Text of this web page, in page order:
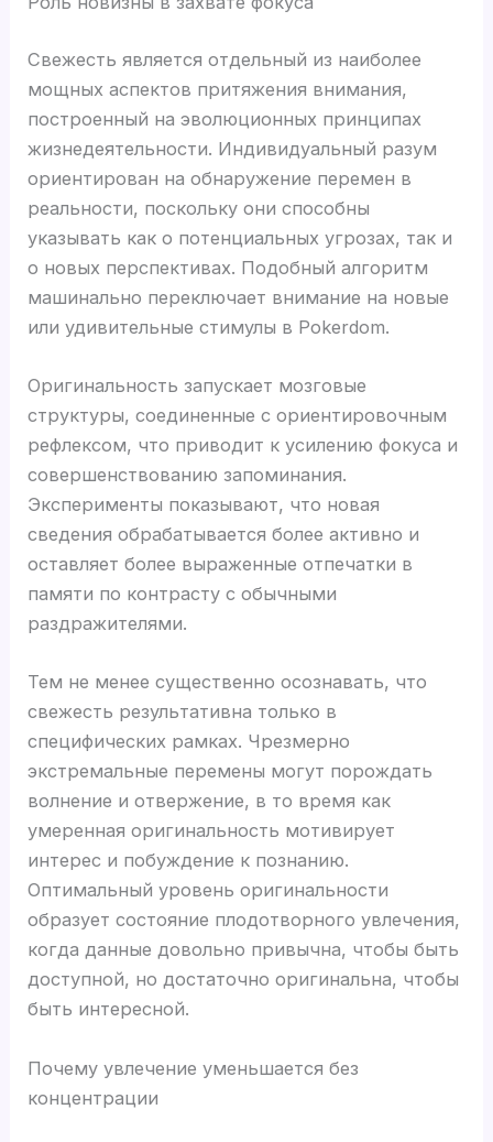
Свежесть является отдельный из наиболее
мощных аспектов притяжения внимания,
построенный на эволюционных принципах
жизнедеятельности. Индивидуальный разум
ориентирован на обнаружение перемен в
реальности, поскольку они способны
указывать как о потенциальных угрозах, так и
о новых перспективах. Подобный алгоритм
машинально переключает внимание на новые
или удивительные стимулы в Pokerdom.
Оригинальность запускает мозговые
структуры, соединенные с ориентировочным
рефлексом, что приводит к усилению фокуса и
совершенствованию запоминания.
Эксперименты показывают, что новая
сведения обрабатывается более активно и
оставляет более выраженные отпечатки в
памяти по контрасту с обычными
раздражителями.
Тем не менее существенно осознавать, что
свежесть результативна только в
специфических рамках. Чрезмерно
экстремальные перемены могут порождать
волнение и отвержение, в то время как
умеренная оригинальность мотивирует
интерес и побуждение к познанию.
Оптимальный уровень оригинальности
образует состояние плодотворного увлечения,
когда данные довольно привычна, чтобы быть
доступной, но достаточно оригинальна, чтобы
быть интересной.
Почему увлечение уменьшается без
концентрации